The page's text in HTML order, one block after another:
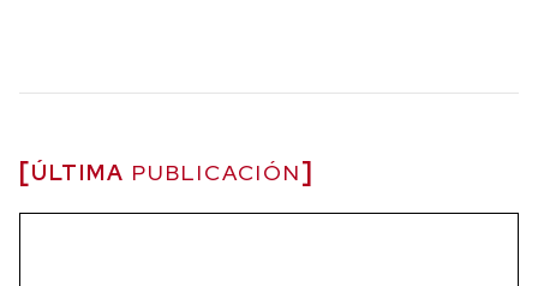
ÚLTIMA PUBLICACIÓN